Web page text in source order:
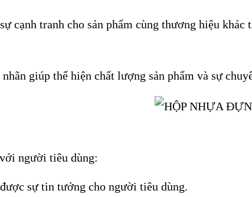
cạnh tranh cho sản phẩm cùng thương hiệu khác
nhãn giúp thể hiện chất lượng sản phẩm và sự
người tiêu dùng:
sự tin tưởng cho người tiêu dùng.